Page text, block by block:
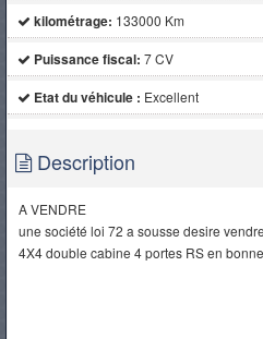
kilométrage: 133000 Km
Puissance fiscal: 7 CV
Etat du véhicule : Excellent
Description
A VENDRE
une société loi 72 a sousse desire
4X4 double cabine 4 portes RS en